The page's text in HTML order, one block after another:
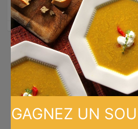
GAGNEZ UN